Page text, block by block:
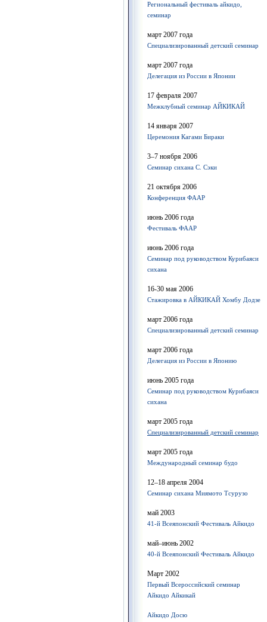
Региональный фестиваль айкидо,
семинар
март 2007 года
Специализированный детский семинар
март 2007 года
Делегация из России в Японии
17 февраля 2007
Межклубный семинар АЙКИКАЙ
14 января 2007
Церемония Кагами Бираки
3–7 ноября 2006
Семинар сихана С. Сэки
21 октября 2006
Конференция ФААР
июнь 2006 года
Фестиваль ФААР
июнь 2006 года
Семинар под руководством Курибаяси
сихана
16-30 мая 2006
Стажировка в АЙКИКАЙ Хомбу Додзе
март 2006 года
Специализированный детский семинар
март 2006 года
Делегация из России в Японию
июнь 2005 года
Семинар под руководством Курибаяси
сихана
март 2005 года
Специализированный детский семинар
март 2005 года
Международный семинар будо
12–18 апреля 2004
Семинар сихана Миямото Тсурузо
май 2003
41-й Всеяпонский Фестиваль Айкидо
май–июнь 2002
40-й Всеяпонский Фестиваль Айкидо
Март 2002
Первый Всероссийский семинар
Айкидо Айкикай
Айкидо Досю